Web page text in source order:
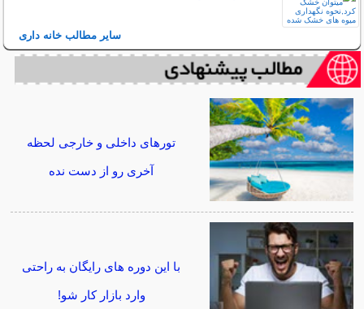
سایر مطالب خانه داری
تورهای داخلی و خارجی لحظه
آخری رو از دست نده
با این دوره های رایگان به راحتی
وارد بازار کار شو!